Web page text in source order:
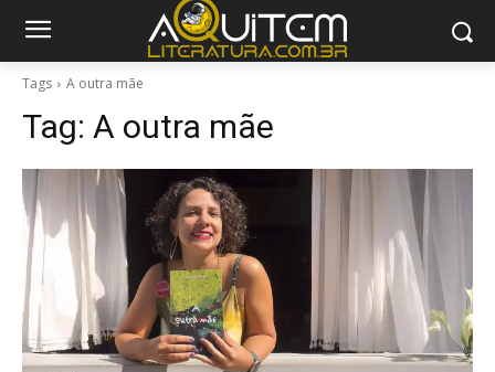
Tags A outra mãe
Tag: A outra mãe